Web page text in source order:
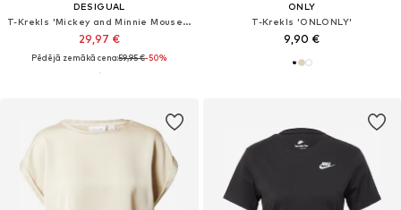
DESIGUAL
T-Krekls 'Mickey and Minnie Mouse™ kiss'
29,97 €
Pēdējā zemākā cena:59,95 €-50%
ONLY
T-Krekls 'ONLONLY'
9,90 €